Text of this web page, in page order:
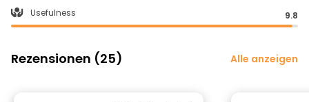
Usefulness 9.8
Rezensionen (25) Alle anzeigen